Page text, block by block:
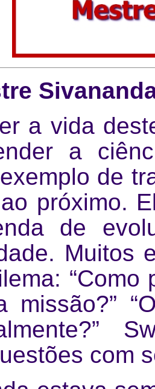
a vida
a
de
próximo.
de
Muitos
“Como
missão?”
com